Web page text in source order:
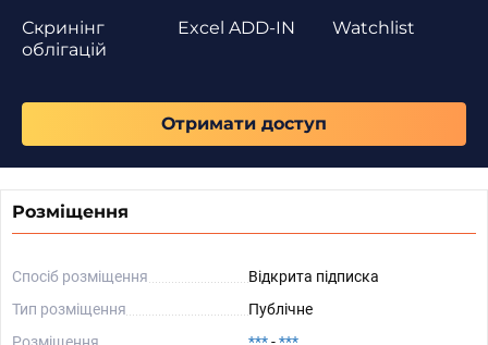
Скринінг
облігацій
Watchlist
Excel ADD-IN
Отримати доступ
Розміщення
Спосіб розміщення
Відкрита підписка
Тип розміщення
Публічне